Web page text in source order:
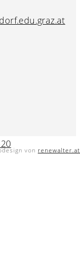
von renewalter.at